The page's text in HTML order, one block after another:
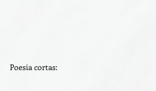
Poesia cortas: